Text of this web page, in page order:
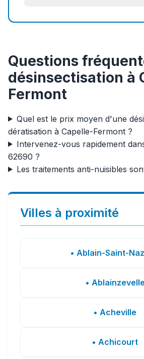
Questions
désinsectisation à
Fermont
Quel est le prix moyen d'une
dératisation à Capelle-Fermont ?
Intervenez-vous rapidement
62690 ?
Les traitements anti-nuisibles
Villes à proximité
• Ablain-Saint-
• Ablainzevelle
• Acheville
• Achicourt